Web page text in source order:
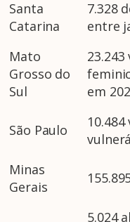
Santa
Catarina
7.328
entre
Mato
Grosso do
Sul
em
São Paulo
Minas
Gerais
5.024